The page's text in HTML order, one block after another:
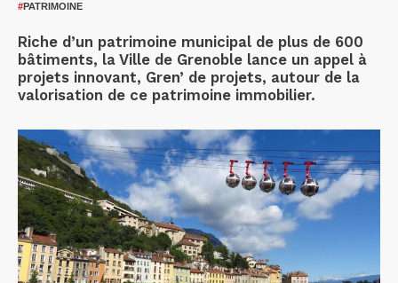
#PATRIMOINE
Riche d’un patrimoine municipal de plus de 600
bâtiments, la Ville de Grenoble lance un appel à
projets innovant, Gren’ de projets, autour de la
valorisation de ce patrimoine immobilier.